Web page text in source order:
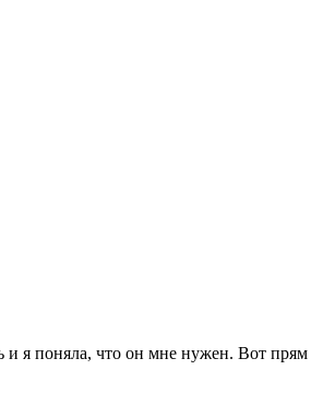
и я поняла, что он мне нужен. Вот